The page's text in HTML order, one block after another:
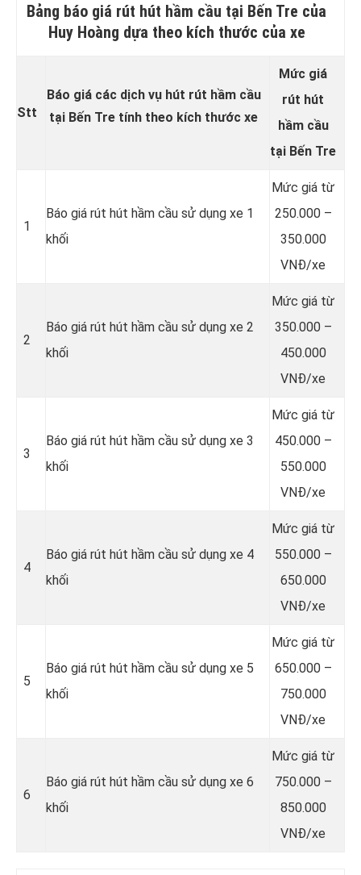
Bảng báo giá rút hút hầm cầu tại Bến Tre của
Huy Hoàng dựa theo kích thước của xe
Stt
Báo giá các dịch vụ hút rút hầm cầu
tại Bến Tre tính theo kích thước xe
Mức giá
rút hút
hầm cầu
tại Bến Tre
1
Báo giá rút hút hầm cầu sử dụng xe 1
khối
Mức giá từ
250.000 –
350.000
VNĐ/xe
2
Báo giá rút hút hầm cầu sử dụng xe 2
khối
Mức giá từ
350.000 –
450.000
VNĐ/xe
3
Báo giá rút hút hầm cầu sử dụng xe 3
khối
Mức giá từ
450.000 –
550.000
VNĐ/xe
4
Báo giá rút hút hầm cầu sử dụng xe 4
khối
Mức giá từ
550.000 –
650.000
VNĐ/xe
5
Báo giá rút hút hầm cầu sử dụng xe 5
khối
Mức giá từ
650.000 –
750.000
VNĐ/xe
6
Báo giá rút hút hầm cầu sử dụng xe 6
khối
Mức giá từ
750.000 –
850.000
VNĐ/xe